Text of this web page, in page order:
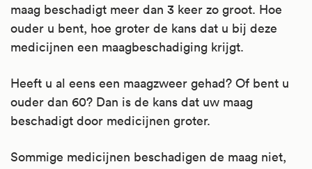
maag beschadigt meer dan 3 keer zo groot. Hoe
ouder u bent, hoe groter de kans dat u bij deze
medicijnen een maagbeschadiging krijgt.
Heeft u al eens een maagzweer gehad? Of bent u
ouder dan 60? Dan is de kans dat uw maag
beschadigt door medicijnen groter.
Sommige medicijnen beschadigen de maag niet,